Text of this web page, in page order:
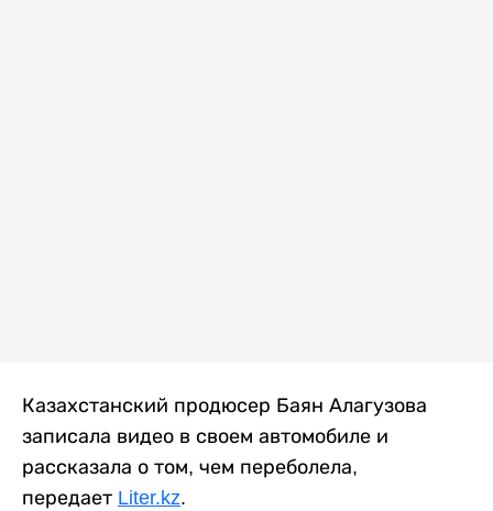
Казахстанский продюсер Баян Алагузова
записала видео в своем автомобиле и
рассказала о том, чем переболела,
передает Liter.kz.